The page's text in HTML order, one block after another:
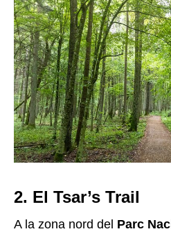
2. El Tsar’s Trail
A la zona nord del Parc